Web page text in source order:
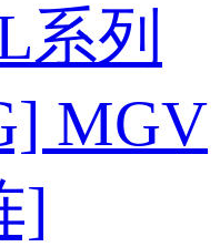
系列
MGV
]